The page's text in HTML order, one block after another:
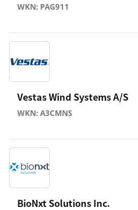
WKN: PAG911
Vestas Wind Systems A/S
WKN: A3CMNS
BioNxt Solutions Inc.